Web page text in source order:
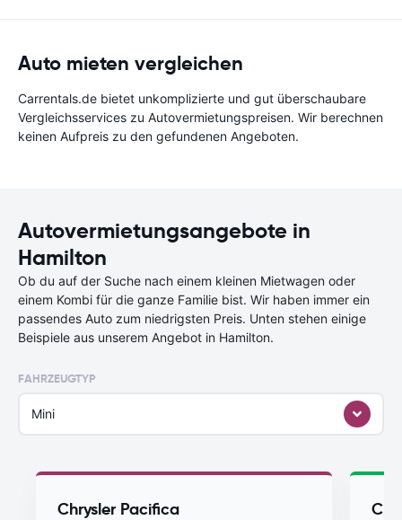
Auto mieten vergleichen
Carrentals.de bietet unkomplizierte und gut überschaubare
Vergleichsservices zu Autovermietungspreisen. Wir berechnen
keinen Aufpreis zu den gefundenen Angeboten.
Autovermietungsangebote in
Hamilton
Ob du auf der Suche nach einem kleinen Mietwagen oder
einem Kombi für die ganze Familie bist. Wir haben immer ein
passendes Auto zum niedrigsten Preis. Unten stehen einige
Beispiele aus unserem Angebot in Hamilton.
FAHRZEUGTYP
Mini
Chrysler Pacifica